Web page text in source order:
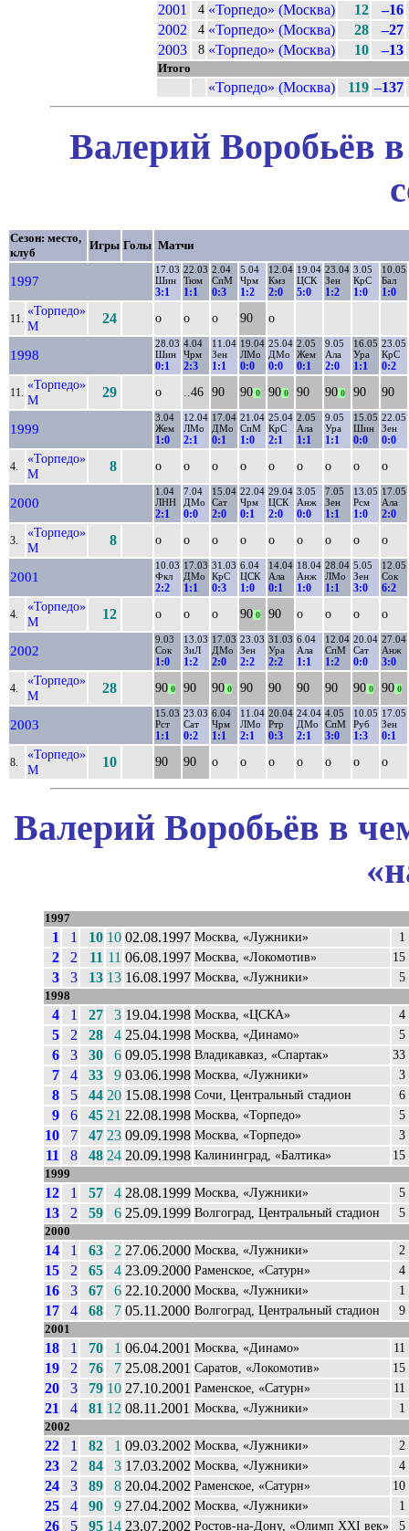
2001
4 «Торпедо» (Москва) 12
–16
2002
4 «Торпедо» (Москва) 28
–27
2003
8 «Торпедо» (Москва) 10 –13
Итого
«Торпедо» (Москва) 119 –137
Валерий Воробьёв
Сезон: место,
клуб
Игры Голы Матчи
1997
17.03
Шин
3:1
22.03
Тюм
1:1
2.04
СпМ
0:3
5.04
Чрм
1:2
12.04
Кмз
2:0
19.04
ЦСК
5:0
23.04
Зен
1:2
3.05
КрС
1:0
10.05
Бал
1:0
11.
«Торпедо»
М
24 о о о 90 о
1998
28.03
Шин
0:1
4.04
Чрм
2:3
11.04
Зен
1:1
19.04
ЛМо
0:0
25.04
ДМо
0:0
2.05
Жем
0:1
9.05
Ала
2:0
16.05
Ура
1:1
23.05
КрС
0:2
11.
«Торпедо»
М
29 о ..46 90 90 0 90 0 90 90 0 90 90
1999
3.04
Жем
1:0
12.04
ЛМо
2:1
17.04
ДМо
0:1
21.04
СпМ
1:0
25.04
КрС
2:1
2.05
Ала
1:1
9.05
Ура
1:1
15.05
Шин
0:0
22.05
Зен
0:0
4.
«Торпедо»
М
8 о о о о о о о о о
2000
1.04
ЛНН
2:1
7.04
ДМо
0:0
15.04
Сат
2:0
22.04
Чрм
0:1
29.04
ЦСК
2:0
3.05
Анж
0:0
7.05
Зен
1:1
13.05
Рсм
1:0
17.05
Ала
2:0
3.
«Торпедо»
М
8 о о о о о о о о о
2001
10.03
Фкл
2:2
17.03
ДМо
1:1
31.03
КрС
0:3
6.04
ЦСК
1:0
14.04
Ала
0:1
18.04
Анж
1:0
28.04
ЛМо
1:1
5.05
Зен
3:0
12.05
Сок
6:2
4.
«Торпедо»
М
12 о о о 90 0 90 о о о о
2002
9.03
Сок
1:0
13.03
ЗиЛ
1:2
17.03
ДМо
2:0
23.03
Зен
2:2
31.03
Ура
2:2
6.04
Ала
1:1
12.04
СпМ
1:2
20.04
Сат
0:0
27.04
Анж
3:0
4.
«Торпедо»
М
28 90 0 90 90 0 90 90 90 90 90 0 90 0
2003
15.03
Рст
1:1
23.03
Сат
0:2
6.04
Чрм
1:1
11.04
ЛМо
2:1
20.04
Ртр
0:3
24.04
ДМо
2:1
4.05
СпМ
3:0
10.05
Руб
1:3
17.05
Зен
0:1
8.
«Торпедо»
М
10 90 90 о о о о о о о
Валерий Воробьёв в
1997
1 1 10 10 02.08.1997 Москва, «Лужники» 1
2 2 11 11 06.08.1997 Москва, «Локомотив» 15
3 3 13 13 16.08.1997 Москва, «Лужники» 5
1998
4 1 27 3 19.04.1998 Москва, «ЦСКА» 4
5 2 28 4 25.04.1998 Москва, «Динамо» 5
6 3 30 6 09.05.1998 Владикавказ, «Спартак» 33
7 4 33 9 03.06.1998 Москва, «Лужники» 3
8 5 44 20 15.08.1998 Сочи, Центральный стадион 6
9 6 45 21 22.08.1998 Москва, «Торпедо» 5
10 7 47 23 09.09.1998 Москва, «Торпедо» 3
11 8 48 24 20.09.1998 Калининград, «Балтика» 15
1999
12 1 57 4 28.08.1999 Москва, «Лужники» 5
13 2 59 6 25.09.1999 Волгоград, Центральный стадион 5
2000
14 1 63 2 27.06.2000 Москва, «Лужники» 2
15 2 65 4 23.09.2000 Раменское, «Сатурн» 4
16 3 67 6 22.10.2000 Москва, «Лужники» 1
17 4 68 7 05.11.2000 Волгоград, Центральный стадион 9
2001
18 1 70 1 06.04.2001 Москва, «Динамо» 11
19 2 76 7 25.08.2001 Саратов, «Локомотив» 15
20 3 79 10 27.10.2001 Раменское, «Сатурн» 11
21 4 81 12 08.11.2001 Москва, «Лужники» 1
2002
22 1 82 1 09.03.2002 Москва, «Лужники» 2
23 2 84 3 17.03.2002 Москва, «Лужники» 4
24 3 89 8 20.04.2002 Раменское, «Сатурн» 10
25 4 90 9 27.04.2002 Москва, «Лужники» 1
26 5 95 14 23.07.2002 Ростов-на-Дону, «Олимп XXI век» 5